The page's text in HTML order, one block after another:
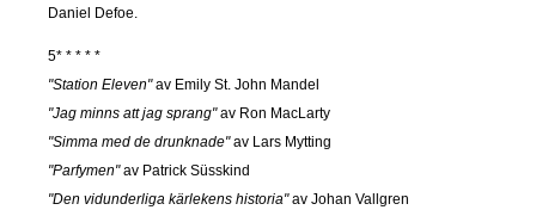
Daniel Defoe.
5* * * * *
"Station Eleven"av Emily St. John Mandel
"Jag minns att jag sprang"av Ron MacLarty
"Simma med de drunknade"av Lars Mytting
"Parfymen"av Patrick Süsskind
"Den vidunderliga kärlekens historia"av Johan Vallgren